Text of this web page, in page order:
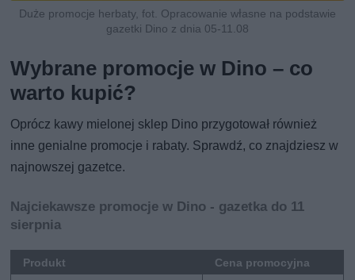
Duże promocje herbaty, fot. Opracowanie własne na podstawie
gazetki Dino z dnia 05-11.08
Wybrane promocje w Dino – co
warto kupić?
Oprócz kawy mielonej sklep Dino przygotował również
inne genialne promocje i rabaty. Sprawdź, co znajdziesz w
najnowszej gazetce.
Najciekawsze promocje w Dino - gazetka do 11
sierpnia
Produkt
Cena promocyjna